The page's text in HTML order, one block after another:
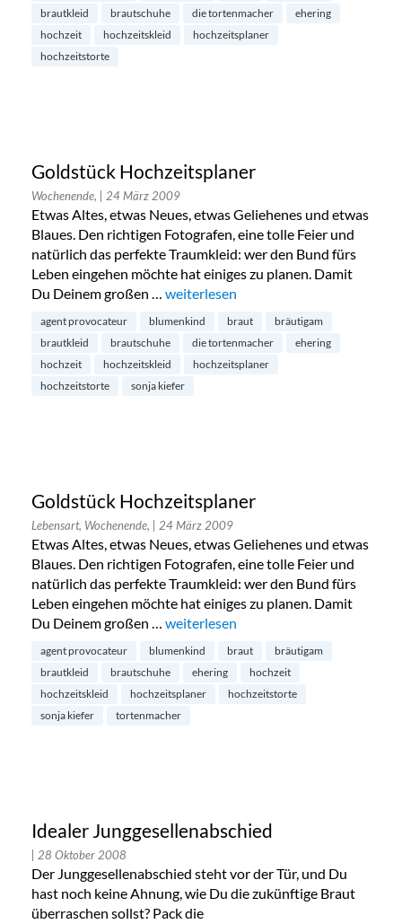
brautkleid
brautschuhe die tortenmacher
ehering
hochzeit
hochzeitskleid
hochzeitsplaner
hochzeitstorte
Goldstück Hochzeitsplaner
Wochenende, | 24 März 2009
Etwas Altes, etwas Neues, etwas Geliehenes und etwas
Blaues. Den richtigen Fotografen, eine tolle Feier und
natürlich das perfekte Traumkleid: wer den Bund fürs
Leben eingehen möchte hat einiges zu planen. Damit
Du Deinem großen … „Goldstück Hochzeitsplaner“
weiterlesen
agent provocateur blumenkind braut
bräutigam
brautkleid
brautschuhe die tortenmacher
ehering
hochzeit
hochzeitskleid
hochzeitsplaner
hochzeitstorte
sonja kiefer
Goldstück Hochzeitsplaner
Lebensart, Wochenende, | 24 März 2009
Etwas Altes, etwas Neues, etwas Geliehenes und etwas
Blaues. Den richtigen Fotografen, eine tolle Feier und
natürlich das perfekte Traumkleid: wer den Bund fürs
Leben eingehen möchte hat einiges zu planen. Damit
Du Deinem großen … „Goldstück Hochzeitsplaner“
weiterlesen
agent provocateur blumenkind braut
bräutigam
brautkleid
brautschuhe ehering
hochzeit
hochzeitskleid
hochzeitsplaner
hochzeitstorte
sonja kiefer
tortenmacher
Idealer Junggesellenabschied
| 28 Oktober 2008
Der Junggesellenabschied steht vor der Tür, und Du
hast noch keine Ahnung, wie Du die zukünftige Braut
überraschen sollst? Pack die